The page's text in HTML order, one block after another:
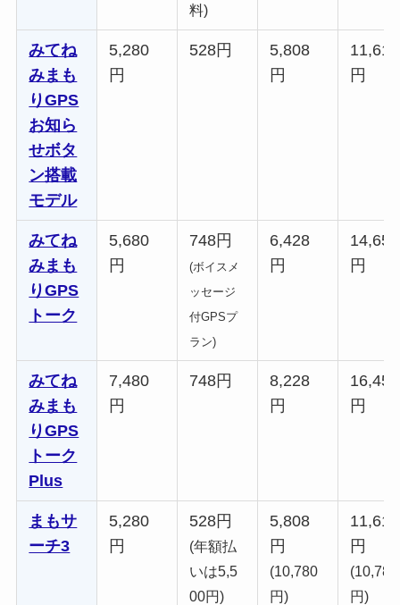
料)
みてね
みまも
りGPS
お知ら
せボタ
ン搭載
モデル
5,280
円
528円
5,808
円
11,616
円
みてね
みまも
りGPS
トーク
5,680
円
748円
(ボイスメ
ッセージ
付GPSプ
ラン)
6,428
円
14,656
円
みてね
みまも
りGPS
トーク
Plus
7,480
円
748円
8,228
円
16,456
円
まもサ
ーチ3
5,280
円
528円
(年額払
いは5,5
00円)
5,808
円
(10,780
円)
11,616
円
(10,780
円)